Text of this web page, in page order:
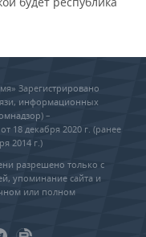
Зарегистрировано
информационных
–
18 декабря 2020 г. (ранее
2014 г.)
разрешено только с
упоминание сайта и
или полном